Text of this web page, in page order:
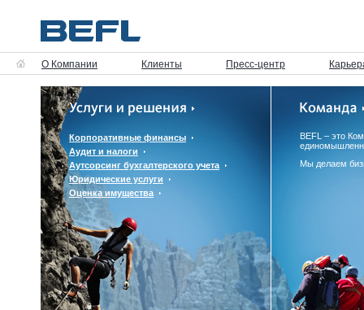
О Компании Клиенты Пресс-центр
Корпоративные финансы
Аудит и налоги
Аутсорсинг бухгалтерского учета
Юридические услуги
Оценка имущества
BEFL – это
Мы делаем